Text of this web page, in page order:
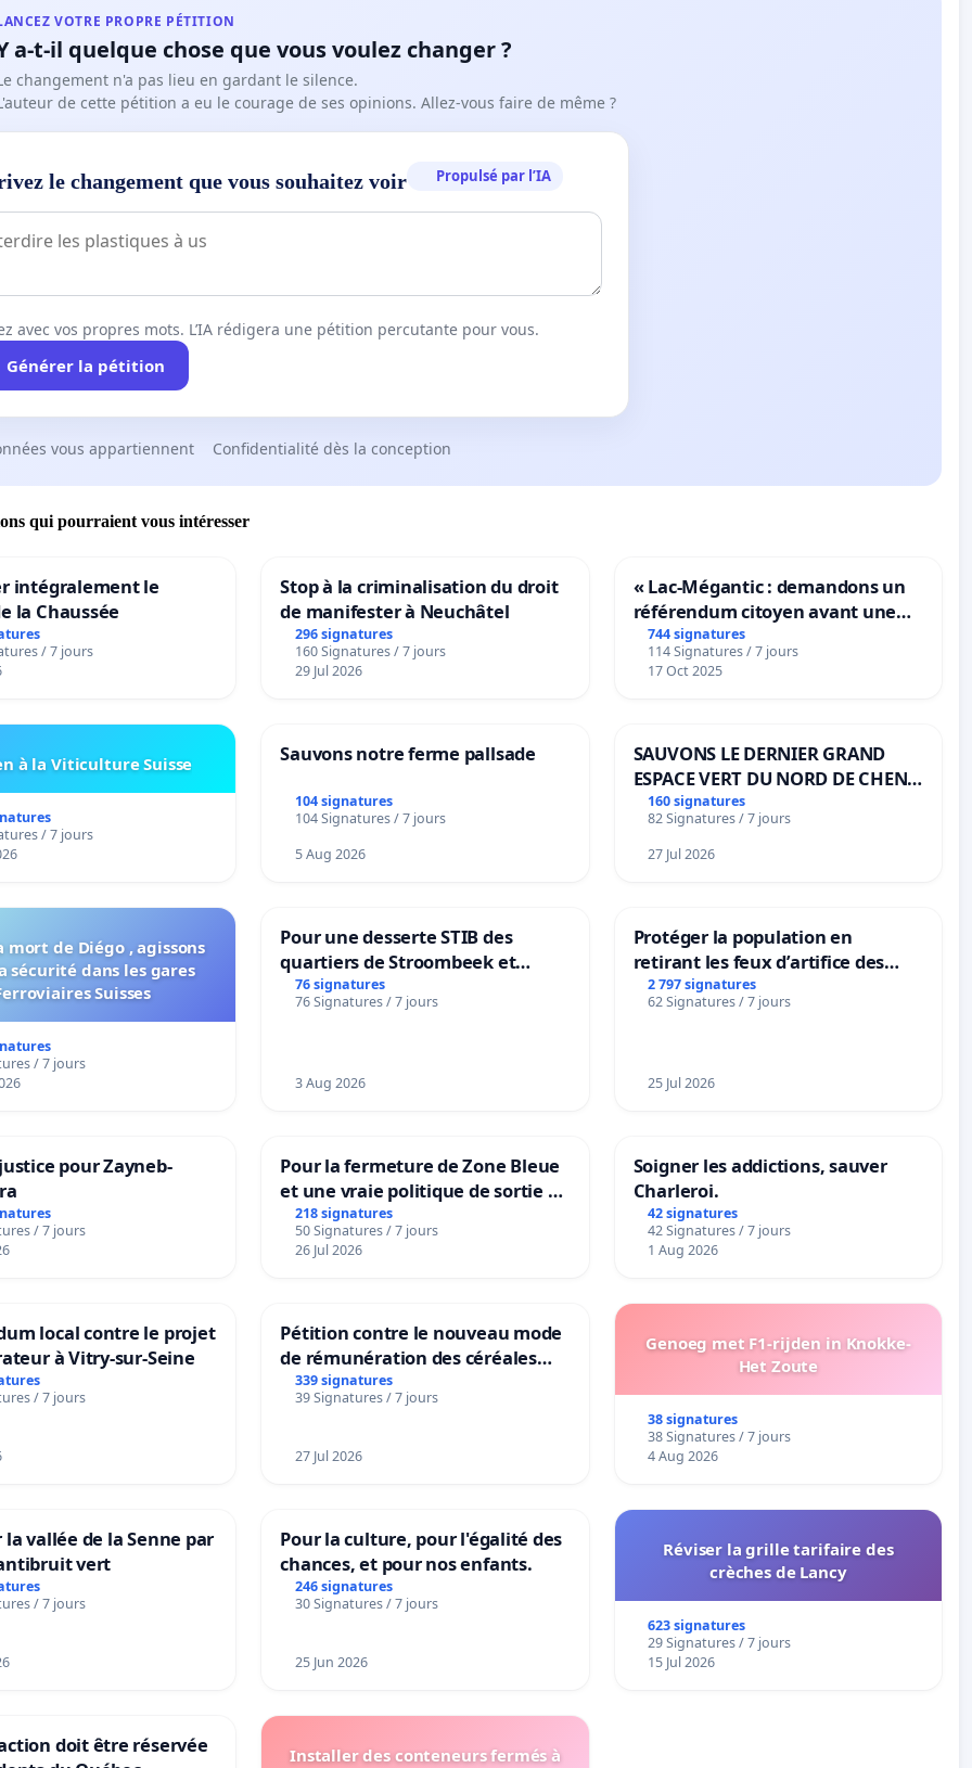
VOTRE PROPRE PÉTITION
a-t-il quelque chose que vous voulez changer ?
changement n'a pas lieu en gardant le silence.
de cette pétition a eu le courage de ses opinions. Allez-vous faire de même ?
le changement que vous souhaitez voir Propulsé par l’IA
avec vos propres mots. L’IA rédigera une pétition percutante pour vous.
Générer la pétition
vous appartiennent Confidentialité dès la conception
qui pourraient vous intéresser
intégralement le
la Chaussée
/ 7 jours
Stop à la criminalisation du droit
de manifester à Neuchâtel
296 signatures
160 Signatures / 7 jours
29 Jul 2026
« Lac-Mégantic : demandons un
référendum citoyen avant une
transformation irréversible de
notre territoire »
744 signatures
114 Signatures / 7 jours
17 Oct 2025
à la Viticulture Suisse
/ 7 jours
Sauvons notre ferme pallsade
104 signatures
104 Signatures / 7 jours
5 Aug 2026
SAUVONS LE DERNIER GRAND
ESPACE VERT DU NORD DE CHENE-
BOUGERIES
160 signatures
82 Signatures / 7 jours
27 Jul 2026
mort de Diégo , agissons
sécurité dans les gares
Suisses
/ 7 jours
Pour une desserte STIB des
quartiers de Stroombeek et
Beauval - Voor een MIVB-
bediening van de wijken
76 signatures
76 Signatures / 7 jours
3 Aug 2026
Protéger la population en
retirant les feux d’artifice des
rayons
2 797 signatures
62 Signatures / 7 jours
25 Jul 2026
pour Zayneb-
/ 7 jours
Pour la fermeture de Zone Bleue
et une vraie politique de sortie de
la dépendance
218 signatures
50 Signatures / 7 jours
26 Jul 2026
Soigner les addictions, sauver
Charleroi.
42 signatures
42 Signatures / 7 jours
1 Aug 2026
local contre le projet
à Vitry-sur-Seine
/ 7 jours
Pétition contre le nouveau mode
de rémunération des céréales
panifiables de Swiss granum basé
sur la teneur en protéines
339 signatures
39 Signatures / 7 jours
27 Jul 2026
Genoeg met F1-rijden in Knokke-
Het Zoute
38 signatures
38 Signatures / 7 jours
4 Aug 2026
vallée de la Senne par
vert
/ 7 jours
Pour la culture, pour l'égalité des
chances, et pour nos enfants.
246 signatures
30 Signatures / 7 jours
25 Jun 2026
Réviser la grille tarifaire des
crèches de Lancy
623 signatures
29 Signatures / 7 jours
15 Jul 2026
doit être réservée
Installer des conteneurs fermés à